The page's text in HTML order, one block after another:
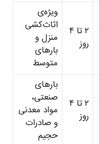
۲ تا ۴
روز
ویژه‌ی
اثاث‌کشی
منزل و
بارهای
متوسط
۲ تا ۴
روز
بارهای
صنعتی،
مواد معدنی
و صادرات
حجیم